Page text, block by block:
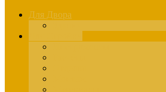
Для Двора